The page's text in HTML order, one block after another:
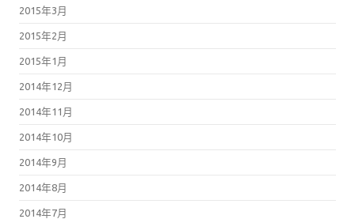
2015年3月
2015年2月
2015年1月
2014年12月
2014年11月
2014年10月
2014年9月
2014年8月
2014年7月